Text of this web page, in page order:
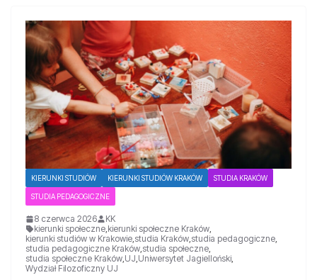
KIERUNKI STUDIÓW KIERUNKI STUDIÓW KRAKÓW STUDIA KRAKÓW
STUDIA PEDAGOGICZNE
8 czerwca 2026
KK
kierunki społeczne kierunki społeczne Kraków
kierunki studiów w Krakowie studia Kraków studia pedagogiczne
studia pedagogiczne Kraków studia społeczne
studia społeczne Kraków UJ Uniwersytet Jagielloński
Wydział Filozoficzny UJ